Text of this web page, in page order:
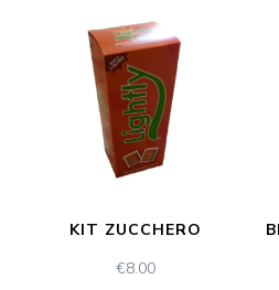
KIT ZUCCHERO
€8.00